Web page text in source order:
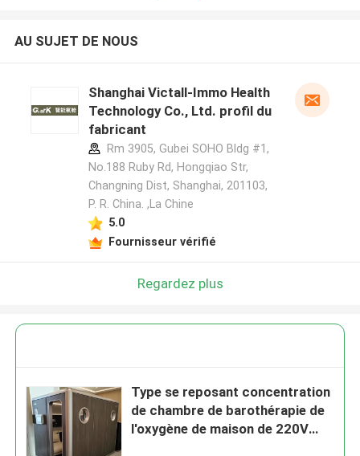
AU SUJET DE NOUS
Shanghai Victall-Immo Health
Technology Co., Ltd. profil du
fabricant
Rm 3905, Gubei SOHO Bldg #1,
No.188 Ruby Rd, Hongqiao Str,
Changning Dist, Shanghai, 201103,
P. R. China. ,La Chine
5.0
Fournisseur vérifié
Regardez plus
Type se reposant concentration
de chambre de barothérapie de
l'oxygène de maison de 220V